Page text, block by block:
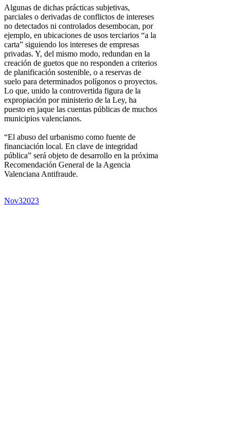
Algunas de dichas prácticas subjetivas,
parciales o derivadas de conflictos de intereses
no detectados ni controlados desembocan, por
ejemplo, en ubicaciones de usos terciarios “a la
carta” siguiendo los intereses de empresas
privadas. Y, del mismo modo, redundan en la
creación de guetos que no responden a criterios
de planificación sostenible, o a reservas de
suelo para determinados polígonos o proyectos.
Lo que, unido la controvertida figura de la
expropiación por ministerio de la Ley, ha
puesto en jaque las cuentas públicas de muchos
municipios valencianos.
“El abuso del urbanismo como fuente de
financiación local. En clave de integridad
pública” será objeto de desarrollo en la próxima
Recomendación General de la Agencia
Valenciana Antifraude.
Nov32023